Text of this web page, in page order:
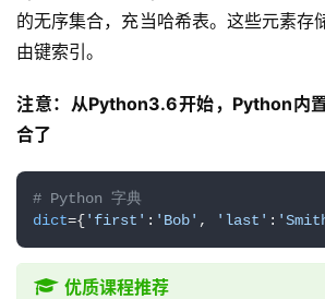
的无序集合，充当哈希表。这些元素存
由键索引。
注意：从Python3.6开始，Python内
合了
# Python 字典
dict={'first' : 'Bob' , 'last' :
优质课程推荐